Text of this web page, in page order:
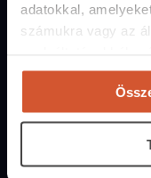
adatokkal,
számukra vagy az